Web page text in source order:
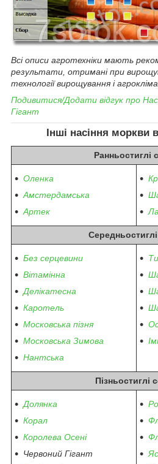
Всі описи агротехніки мають
результати, отримані при
технології вирощування і
Подивитися/Додати відгук про
Гігант
Інші насіння моркви
Ранньостиглі
Оленка
Амстердамська
Артек
Середньостиглі
Без серцевини
Вітамінна
Делікатесна
Каротель
Московська пізня
Московська Зимова
Нантська
Пізньостиглі
Долянка
Корал
Королева Осені
Червоний Гігант